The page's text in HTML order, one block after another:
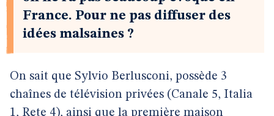
France. Pour ne pas diffuser des
idées malsaines ?
On sait que Sylvio Berlusconi, possède 3
chaînes de télévision privées (Canale 5, Italia
1, Rete 4), ainsi que la première maison